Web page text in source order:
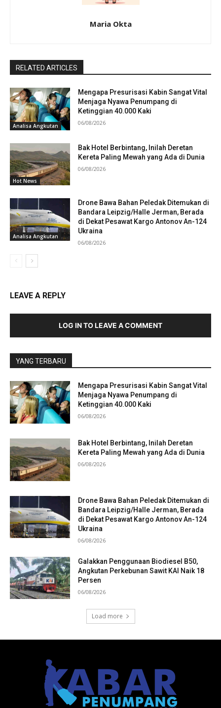
Maria Okta
RELATED ARTICLES
Analisa Angkutan
Mengapa Presurisasi Kabin Sangat Vital
Menjaga Nyawa Penumpang di
Ketinggian 40.000 Kaki
06/08/2026
Hot News
Bak Hotel Berbintang, Inilah Deretan
Kereta Paling Mewah yang Ada di Dunia
06/08/2026
Analisa Angkutan
Drone Bawa Bahan Peledak Ditemukan di
Bandara Leipzig/Halle Jerman, Berada
di Dekat Pesawat Kargo Antonov An-124
Ukraina
06/08/2026
LEAVE A REPLY
LOG IN TO LEAVE A COMMENT
YANG TERBARU
Mengapa Presurisasi Kabin Sangat Vital
Menjaga Nyawa Penumpang di
Ketinggian 40.000 Kaki
06/08/2026
Bak Hotel Berbintang, Inilah Deretan
Kereta Paling Mewah yang Ada di Dunia
06/08/2026
Drone Bawa Bahan Peledak Ditemukan di
Bandara Leipzig/Halle Jerman, Berada
di Dekat Pesawat Kargo Antonov An-124
Ukraina
06/08/2026
Galakkan Penggunaan Biodiesel B50,
Angkutan Perkebunan Sawit KAI Naik 18
Persen
06/08/2026
Load more